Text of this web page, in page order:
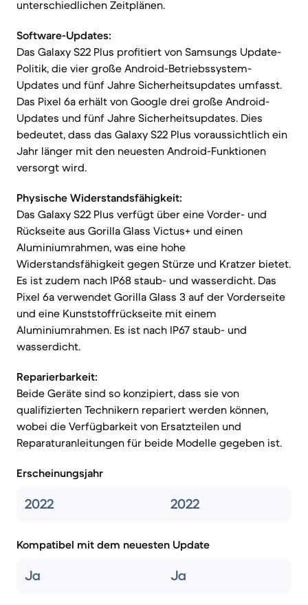
unterschiedlichen Zeitplänen.
Software-Updates:
Das Galaxy S22 Plus profitiert von Samsungs Update-
Politik, die vier große Android-Betriebssystem-
Updates und fünf Jahre Sicherheitsupdates umfasst.
Das Pixel 6a erhält von Google drei große Android-
Updates und fünf Jahre Sicherheitsupdates. Dies
bedeutet, dass das Galaxy S22 Plus voraussichtlich ein
Jahr länger mit den neuesten Android-Funktionen
versorgt wird.
Physische Widerstandsfähigkeit:
Das Galaxy S22 Plus verfügt über eine Vorder- und
Rückseite aus Gorilla Glass Victus+ und einen
Aluminiumrahmen, was eine hohe
Widerstandsfähigkeit gegen Stürze und Kratzer bietet.
Es ist zudem nach IP68 staub- und wasserdicht. Das
Pixel 6a verwendet Gorilla Glass 3 auf der Vorderseite
und eine Kunststoffrückseite mit einem
Aluminiumrahmen. Es ist nach IP67 staub- und
wasserdicht.
Reparierbarkeit:
Beide Geräte sind so konzipiert, dass sie von
qualifizierten Technikern repariert werden können,
wobei die Verfügbarkeit von Ersatzteilen und
Reparaturanleitungen für beide Modelle gegeben ist.
Erscheinungsjahr
2022 2022
Kompatibel mit dem neuesten Update
Ja Ja